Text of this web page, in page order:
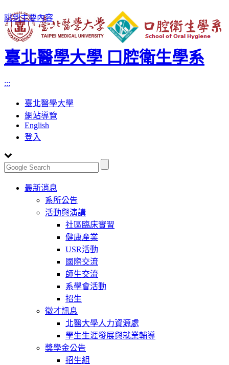
跳到主要內容
臺北醫學大學 口腔衛生學系
:::
臺北醫學大學
網站導覽
English
登入
Toggle
navigation
最新消息
系所公告
活動與演講
社區臨床實習
健康產業
USR活動
國際交流
師生交流
系學會活動
招生
徵才訊息
北醫大學人力資源處
學生生涯發展與就業輔導
獎學金公告
招生組